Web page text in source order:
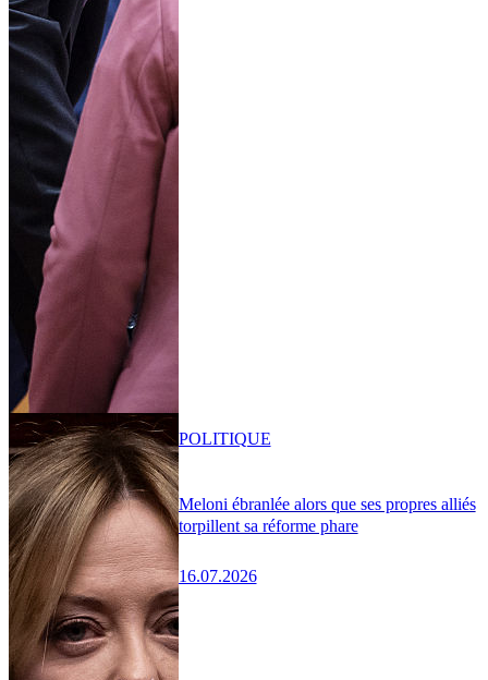
Meloni ébranlée alors que ses propres alliés
torpillent sa réforme phare
16.07.2026
POLITIQUE